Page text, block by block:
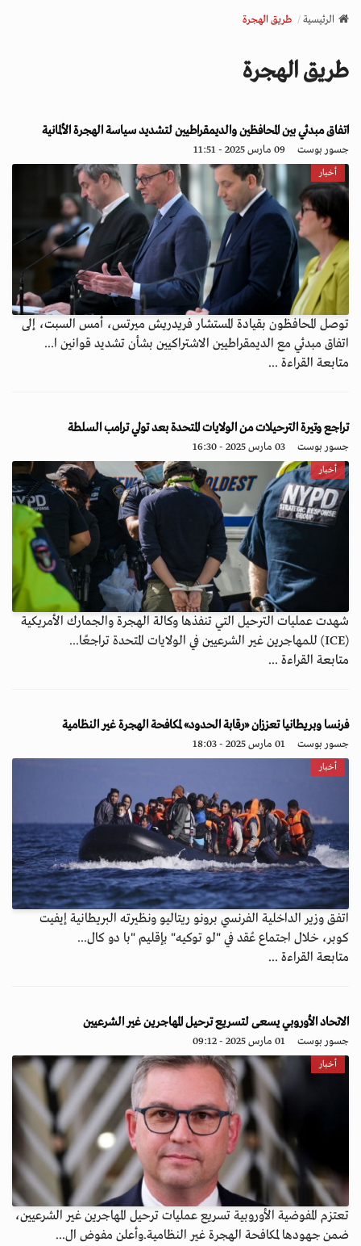
v
a
o
n
الرئيسية طريق الهجرة
طريق الهجرة
اتفاق مبدئي بين المحافظين والديمقراطيين لتشديد سياسة الهجرة الألمانية
جسور بوست 09 مارس 2025 - 11:51
أخبار
توصل المحافظون بقيادة المستشار فريدريش ميرتس، أمس السبت، إلى
اتفاق مبدئي مع الديمقراطيين الاشتراكيين بشأن تشديد قوانين ا...
متابعة القراءة ...
تراجع وتيرة الترحيلات من الولايات المتحدة بعد تولي ترامب السلطة
جسور بوست 03 مارس 2025 - 16:30
أخبار
شهدت عمليات الترحيل التي تنفذها وكالة الهجرة والجمارك الأمريكية
(ICE) للمهاجرين غير الشرعيين في الولايات المتحدة تراجعًا...
متابعة القراءة ...
فرنسا وبريطانيا تعززان «رقابة الحدود» لمكافحة الهجرة غير النظامية
جسور بوست 01 مارس 2025 - 18:03
أخبار
اتفق وزير الداخلية الفرنسي برونو ريتاليو ونظيرته البريطانية إيفيت
كوبر، خلال اجتماع عُقد في "لو توكيه" بإقليم "با دو كال...
متابعة القراءة ...
الاتحاد الأوروبي يسعى لتسريع ترحيل المهاجرين غير الشرعيين
جسور بوست 01 مارس 2025 - 09:12
أخبار
تعتزم المفوضية الأوروبية تسريع عمليات ترحيل المهاجرين غير الشرعيين،
ضمن جهودها لمكافحة الهجرة غير النظامية.وأعلن مفوض ال...